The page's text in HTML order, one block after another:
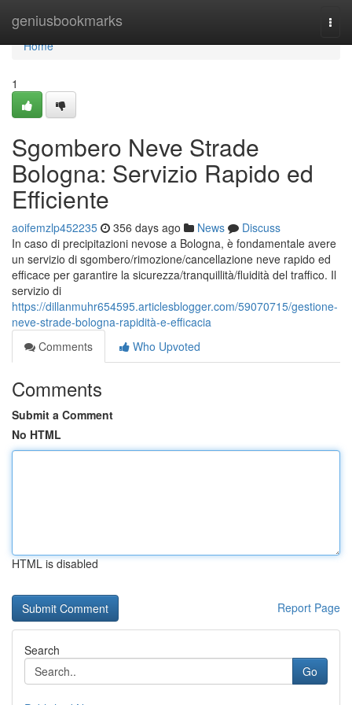
geniusbookmarks
Home
Home
1
Sgombero Neve Strade
Bologna: Servizio Rapido ed
Efficiente
aoifemzlp452235 356 days ago News
Discuss
In caso di precipitazioni nevose a Bologna, è fondamentale avere
un servizio di sgombero/rimozione/cancellazione neve rapido ed
efficace per garantire la sicurezza/tranquillità/fluidità del traffico. Il
servizio di
https://dillanmuhr654595.articlesblogger.com/59070715/gestione-
neve-strade-bologna-rapidità-e-efficacia
Comments
Who Upvoted
Comments
Submit a Comment
No HTML
HTML is disabled
Report Page
Search
Go